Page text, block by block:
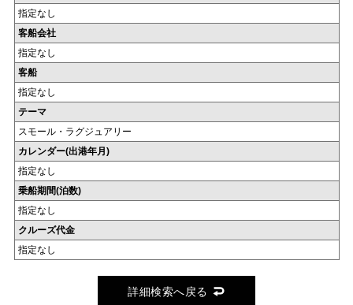
指定なし
客船会社
指定なし
客船
指定なし
テーマ
スモール・ラグジュアリー
カレンダー(出港年月)
指定なし
乗船期間(泊数)
指定なし
クルーズ代金
指定なし
詳細検索へ戻る